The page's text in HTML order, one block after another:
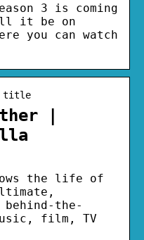
3 is coming
it be on
you can watch
title
|
the life of
behind-the-
film, TV